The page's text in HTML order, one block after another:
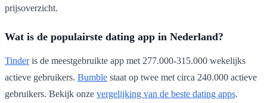
prijsoverzicht.
Wat is de populairste dating app in Nederland?
Tinderis de meestgebruikte app met 277.000-315.000 wekelijks
actieve gebruikers. Bumble staat op twee met circa 240.000 actieve
gebruikers. Bekijk onze vergelijking van de beste dating apps.